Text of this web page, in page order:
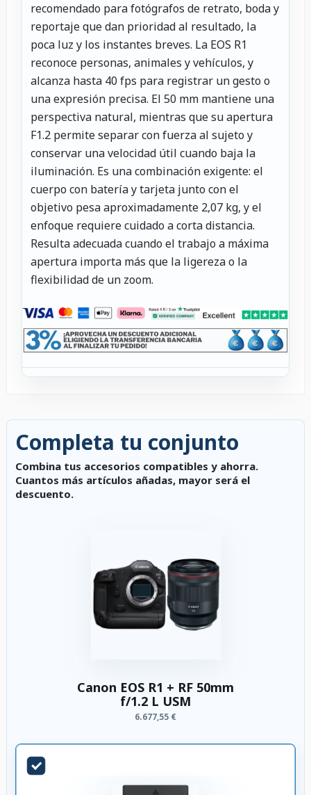
recomendado para fotógrafos de retrato, boda y
reportaje que dan prioridad al resultado, la
poca luz y los instantes breves. La EOS R1
reconoce personas, animales y vehículos, y
alcanza hasta 40 fps para registrar un gesto o
una expresión precisa. El 50 mm mantiene una
perspectiva natural, mientras que su apertura
F1.2 permite separar con fuerza al sujeto y
conservar una velocidad útil cuando baja la
iluminación. Es una combinación exigente: el
cuerpo con batería y tarjeta junto con el
objetivo pesa aproximadamente 2,07 kg, y el
enfoque requiere cuidado a corta distancia.
Resulta adecuada cuando el trabajo a máxima
apertura importa más que la ligereza o la
flexibilidad de un zoom.
Completa tu conjunto
Combina tus accesorios compatibles y ahorra.
Cuantos más artículos añadas, mayor será el
descuento.
Canon EOS R1 + RF 50mm
f/1.2 L USM
6.677,55 €